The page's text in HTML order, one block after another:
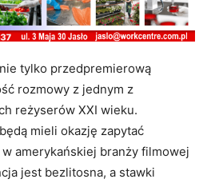
tylko przedpremierową
rozmowy z jednym z
reżyserów XXI wieku.
mieli okazję zapytać
amerykańskiej branży filmowej
jest bezlitosna, a stawki